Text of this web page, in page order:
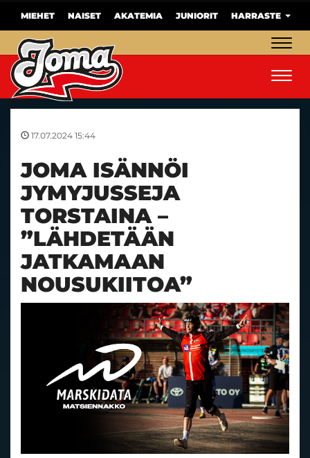
MIEHET NAISET AKATEMIA JUNIORIT HARRASTE
17.07.2024 15:44
JOMA ISÄNNÖI
JYMYJUSSEJA
TORSTAINA –
”LÄHDETÄÄN
JATKAMAAN
NOUSUKIITOA”